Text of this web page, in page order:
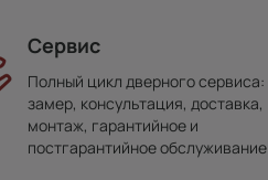
Сервис
Полный цикл дверного сервиса:
замер, консультация, доставка,
монтаж, гарантийное и
постгарантийное обслуживание